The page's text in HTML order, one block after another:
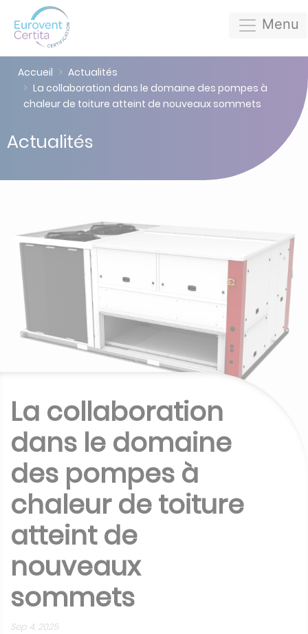
Menu
Accueil
Actualités
La collaboration dans le domaine des pompes à
chaleur de toiture atteint de nouveaux sommets
Actualités
La collaboration
dans le domaine
des pompes à
chaleur de toiture
atteint de
nouveaux
sommets
Sep 4, 2025